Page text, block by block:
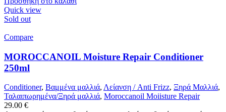
Quick view
Sold out
Compare
MOROCCANOIL Moisture Repair Conditioner
250ml
Conditioner, Βαμμένα μαλλιά, Λείανση / Anti Frizz, Ξηρά Μαλλιά,
Ταλαιπωρημένα/Ξηρά μαλλιά, Moroccanoil Moiisture Repair
29.00 €